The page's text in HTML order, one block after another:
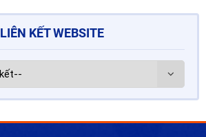
LIÊN KẾT WEBSITE